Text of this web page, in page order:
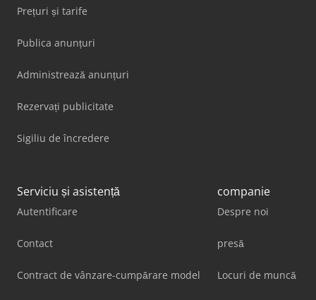
Prețuri și tarife
Publica anunțuri
Administrează anunțuri
Rezervați publicitate
Sigiliu de încredere
Serviciu și asistență
Autentificare
Contact
Contract de vânzare-cumpărare model
companie
Despre noi
presă
Locuri de muncă